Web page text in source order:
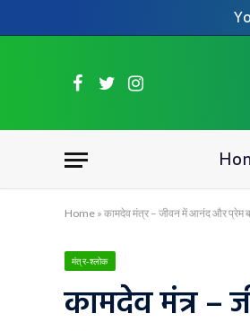
Facebook
TwitterInstagram
Home » कामदेव मंत्र – जीवन में आनंद और प्रेम
मंत्र-श्लोक
कामदेव मंत्र –